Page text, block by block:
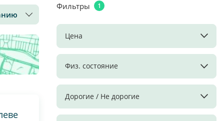
Фильтры 1
Цена
Физ. состояние
Дорогие / Не дорогие